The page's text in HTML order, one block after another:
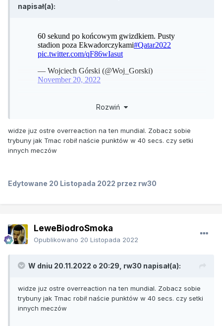
napisał(a):
Rozwiń
widze juz ostre overreaction na ten mundial. Zobacz sobie
trybuny jak Tmac robił naście punktów w 40 secs. czy setki
innych meczów
Edytowane 20 Listopada 2022 przez rw30
LeweBiodroSmoka
Opublikowano 20 Listopada 2022
W dniu 20.11.2022 o 20:29, rw30 napisał(a):
widze juz ostre overreaction na ten mundial. Zobacz sobie
trybuny jak Tmac robił naście punktów w 40 secs. czy setki
innych meczów